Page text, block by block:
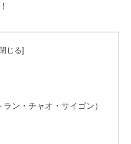
ン・チャオ・サイゴン）